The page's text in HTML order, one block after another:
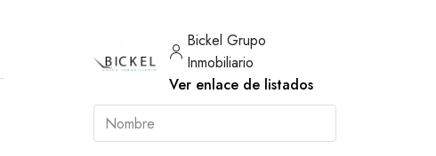
Bickel Grupo
Inmobiliario
Ver enlace de listados